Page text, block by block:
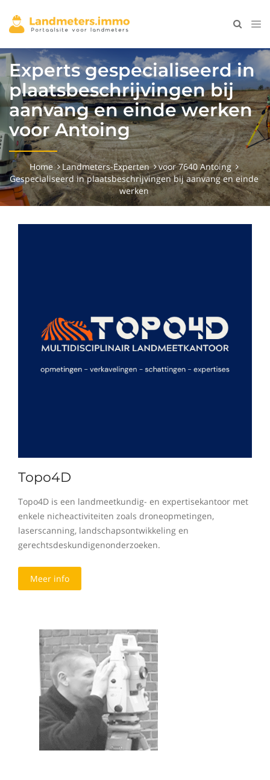
Experts gespecialiseerd in
plaatsbeschrijvingen bij
aanvang en einde werken
voor Antoing
Home Landmeters-Experten
voor 7640 Antoing
Gespecialiseerd in plaatsbeschrijvingen bij aanvang en einde
werken
Topo4D
Topo4D is een landmeetkundig- en expertisekantoor met
enkele nicheactiviteiten zoals droneopmetingen,
laserscanning, landschapsontwikkeling en
gerechtsdeskundigenonderzoeken.
Meer info